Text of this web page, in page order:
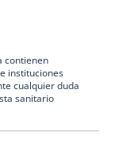
contienen
instituciones
cualquier duda
sanitario